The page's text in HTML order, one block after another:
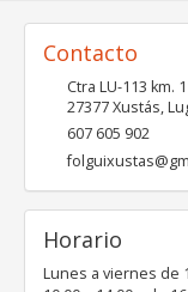
Contacto
Ctra LU-113 km.
27377Xustás,
607 605 902
Horario
Lunes a viernes de